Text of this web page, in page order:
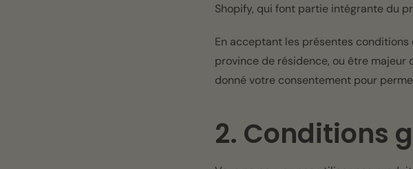
Shopify, qui font partie intégrante du
En acceptant les présentes
province de résidence, ou être
donné votre consentement pour
2. Conditions